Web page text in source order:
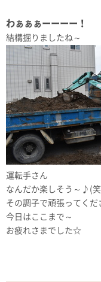
わぁぁぁーーーー！
結構掘りましたね～
運転手さん
なんだか楽しそう～♪(
その調子で頑張ってく
今日はここまで～
お疲れさまでした☆